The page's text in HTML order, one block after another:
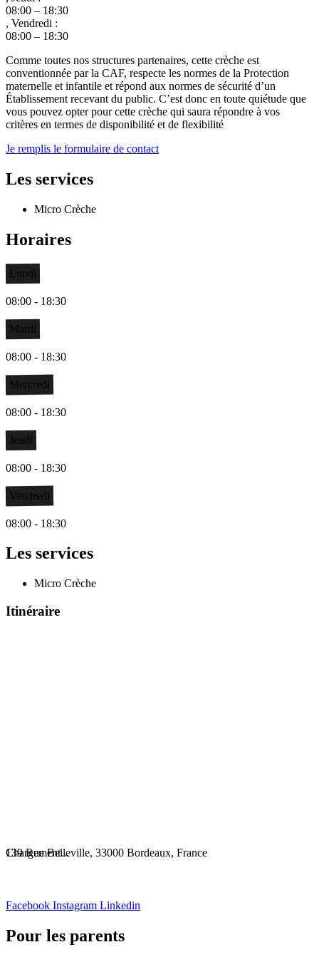
08:00 – 18:30
, Vendredi :
08:00 – 18:30
Comme toutes nos structures partenaires, cette crèche est
conventionnée par la CAF, respecte les normes de la Protection
maternelle et infantile et répond aux normes de sécurité d’un
Établissement recevant du public. C’est donc en toute quiétude que
vous pouvez opter pour cette crèche qui saura répondre à vos
critères en termes de disponibilité et de flexibilité
Je remplis le formulaire de contact
Les services
Micro Crèche
Horaires
Lundi
08:00 - 18:30
Mardi
08:00 - 18:30
Mercredi
08:00 - 18:30
Jeudi
08:00 - 18:30
Vendredi
08:00 - 18:30
Les services
Micro Crèche
Itinéraire
Chargement...
139 Rue Belleville, 33000 Bordeaux, France
Facebook Instagram Linkedin
Pour les parents